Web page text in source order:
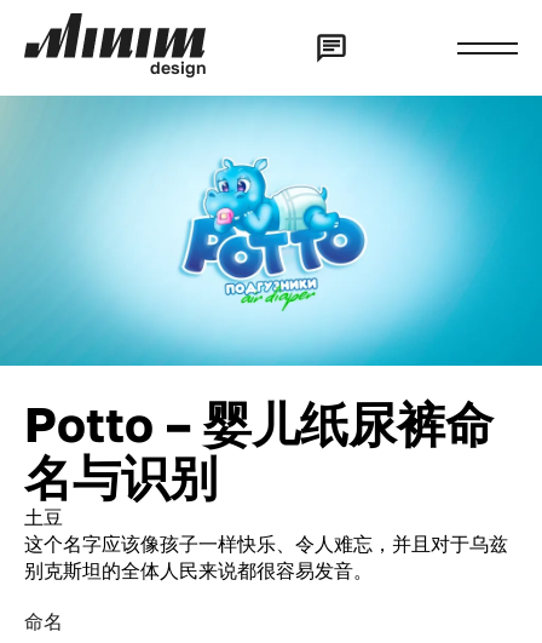
design
Potto – 婴儿纸尿裤命
名与识别
土豆
这个名字应该像孩子一样快乐、令人难忘，并且对于乌兹
别克斯坦的全体人民来说都很容易发音。
命名